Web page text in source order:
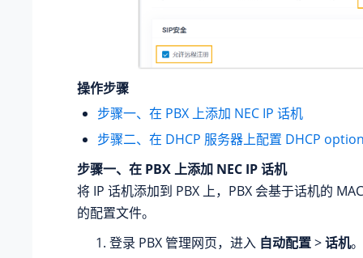
操作步骤
步骤一、在 PBX 上添加 NEC IP 话机
步骤二、在 DHCP 服务器上配置 DHCP
步骤一、在 PBX 上添加 NEC IP 话机
将 IP 话机添加到 PBX 上，PBX 会基于话机的
的配置文件。
登录 PBX 管理网页，进入 自动配置>话机。